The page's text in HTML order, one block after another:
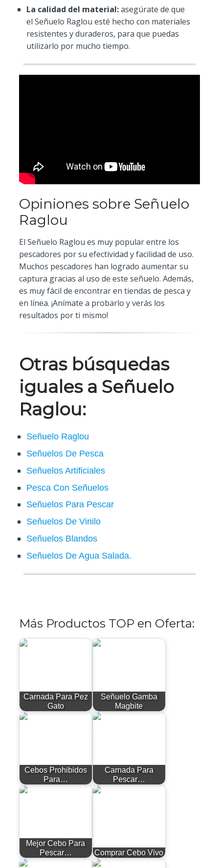
La calidad del material:asegúrate de que
el Señuelo Raglou esté hecho con materiales
resistentes y duraderos, para que puedas
utilizarlo por mucho tiempo.
Opiniones sobre Señuelo
Raglou
El Señuelo Raglou es muy popular entre los
pescadores por su efectividad y facilidad de uso.
Muchos pescadores han logrado aumentar su
captura gracias al uso de este señuelo. Además,
es muy fácil de encontrar en tiendas de pesca y
en línea. ¡Anímate a probarlo y verás los
resultados por ti mismo!
Otras búsquedas
iguales a Señuelo
Raglou:
Señuelo Raglou
Señuelos De Pesca
Señuelos Artificiales
Pesca Con Señuelos
Señuelos Para Pescar
Señuelos De Vinilo
Señuelos Blandos
Señuelos De Agua Salada.
Más Productos TOP en Oferta:
Carnada Para Pez
Gato
Señuelo Gamba
Magbite
Cebos Prohibidos
Para…
Carnada Para
Pescar…
Mejor Cebo Para
Pescar…
Comprar Cebo Vivo